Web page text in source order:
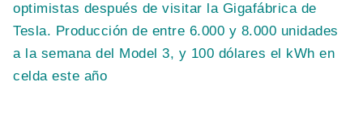
optimistas después de visitar la Gigafábrica de
Tesla. Producción de entre 6.000 y 8.000 unidades
a la semana del Model 3, y 100 dólares el kWh en
celda este año